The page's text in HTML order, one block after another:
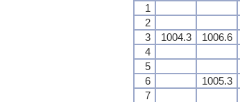
1
2
3
1004.3 1006.6
4
5
6
1005.3
7
1
2
3
1004.3 1006.6
4
5
6
1005.3
7
1
2
3
1004.3 1006.6
4
5
6
1005.3
7
1
2
3
1004.3 1006.6
4
5
6
1005.3
7